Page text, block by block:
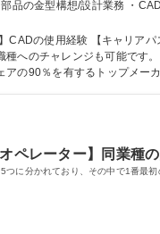
向けた改善検討 入社後はOJTを通じて
程/年間休日120日
ストとして他製品分野や海外で活躍するチャンスもあります。製
種へのチャレンジも可能です
オペレーター】同業種
つに分かれており、その中で1番最